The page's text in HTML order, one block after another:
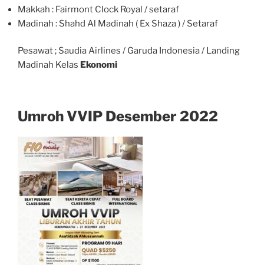
Makkah : Fairmont Clock Royal / setaraf
Madinah : Shahd Al Madinah ( Ex Shaza ) / Setaraf
Pesawat ; Saudia Airlines / Garuda Indonesia / Landing
Madinah Kelas Ekonomi
Umroh VVIP Desember 2022